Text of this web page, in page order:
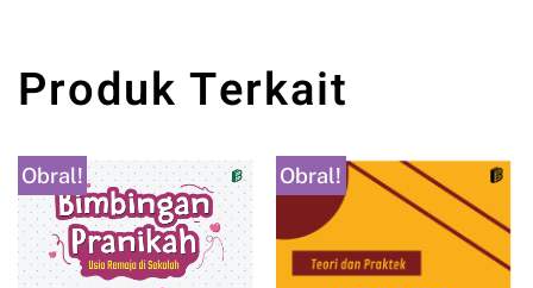
Produk Terkait
Obral! Obral!